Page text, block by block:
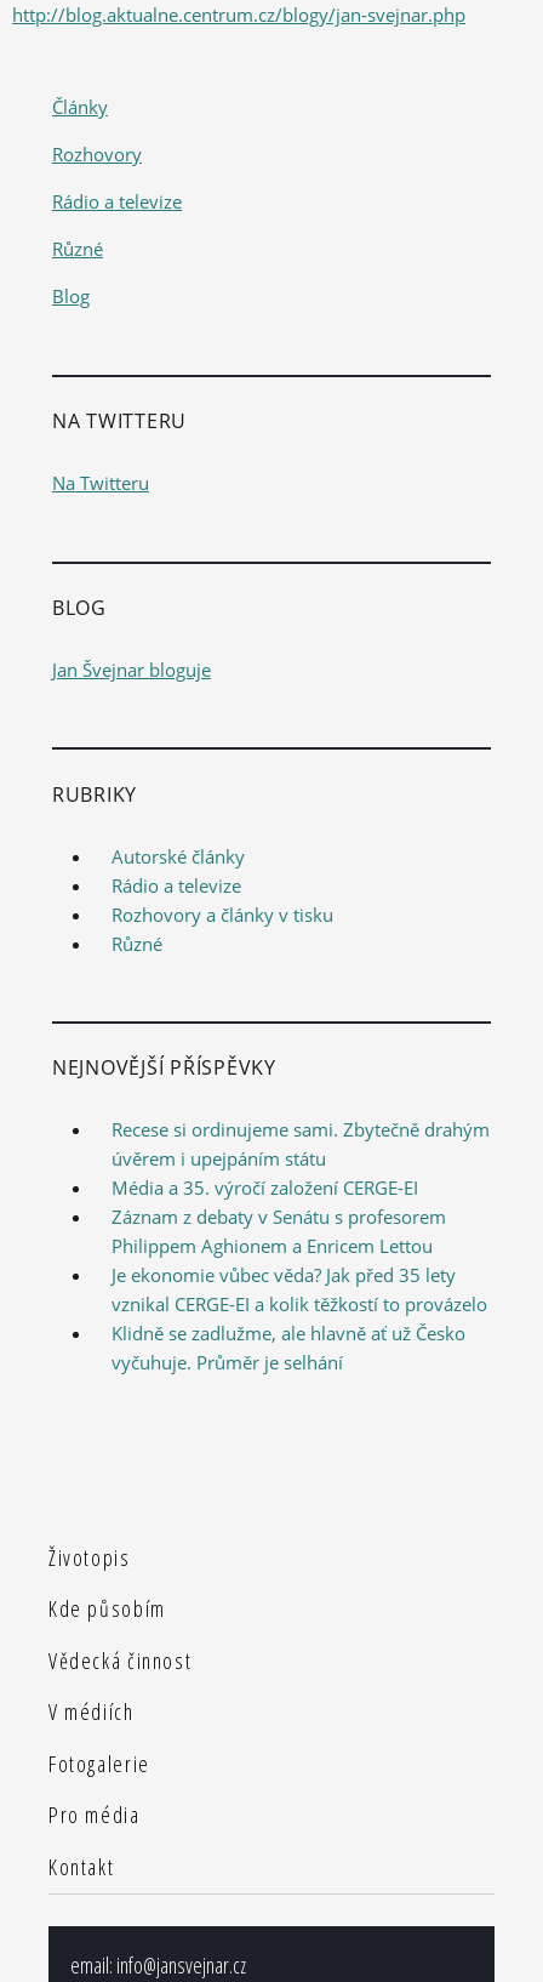
http://blog.aktualne.centrum.cz/blogy/jan-svejnar.php
Články
Rozhovory
Rádio a televize
Různé
Blog
NA TWITTERU
Na Twitteru
BLOG
Jan Švejnar bloguje
RUBRIKY
Autorské články
Rádio a televize
Rozhovory a články v tisku
Různé
NEJNOVĚJŠÍ PŘÍSPĚVKY
Recese si ordinujeme sami. Zbytečně drahým
úvěrem i upejpáním státu
Média a 35. výročí založení CERGE-EI
Záznam z debaty v Senátu s profesorem
Philippem Aghionem a Enricem Lettou
Je ekonomie vůbec věda? Jak před 35 lety
vznikal CERGE-EI a kolik těžkostí to provázelo
Klidně se zadlužme, ale hlavně ať už Česko
vyčuhuje. Průměr je selhání
Životopis
Kde působím
Vědecká činnost
V médiích
Fotogalerie
Pro média
Kontakt
email: info@jansvejnar.cz